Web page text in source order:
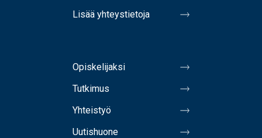
Lisää yhteystietoja
Opiskelijaksi
Tutkimus
Yhteistyö
Uutishuone